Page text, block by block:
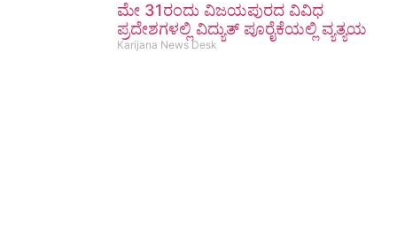
ಮೇ 31ರಂದು ವಿಜಯಪುರದ ವಿವಿಧ
ಪ್ರದೇಶಗಳಲ್ಲಿ ವಿದ್ಯುತ್ ಪೂರೈಕೆಯಲ್ಲಿ ವ್ಯತ್ಯಯ
Karijana News Desk